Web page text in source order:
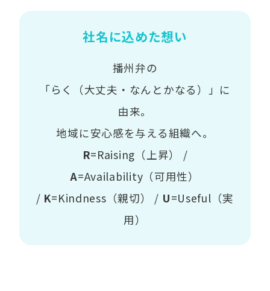
社名に込めた想い
播州弁の
「らく（大丈夫・なんとかなる）」に
由来。
地域に安心感を与える組織へ。
R=Raising（上昇） /
A=Availability（可用性）
/ K=Kindness（親切） / U=Useful（実
用）